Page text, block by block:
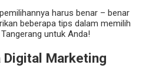
harus benar – benar
beberapa tips dalam memilih
untuk Anda!
Marketing